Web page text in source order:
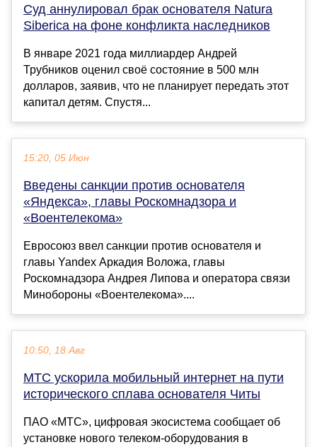
Суд аннулировал брак основателя Natura
Siberica на фоне конфликта наследников
В январе 2021 года миллиардер Андрей
Трубников оценил своё состояние в 500 млн
долларов, заявив, что не планирует передать этот
капитал детям. Спустя...
15:20, 05 Июн
Введены санкции против основателя
«Яндекса», главы Роскомнадзора и
«Воентелекома»
Евросоюз ввел санкции против основателя и
главы Yandex Аркадия Воложа, главы
Роскомнадзора Андрея Липова и оператора связи
Минобороны «Воентелекома»....
10:50, 18 Авг
МТС ускорила мобильный интернет на пути
исторического сплава основателя Читы
ПАО «МТС», цифровая экосистема сообщает об
установке нового телеком-оборудования в